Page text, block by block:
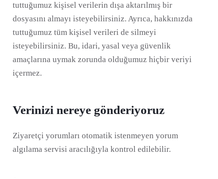
tuttuğumuz kişisel verilerin dışa aktarılmış bir
dosyasını almayı isteyebilirsiniz. Ayrıca, hakkınızda
tuttuğumuz tüm kişisel verileri de silmeyi
isteyebilirsiniz. Bu, idari, yasal veya güvenlik
amaçlarına uymak zorunda olduğumuz hiçbir veriyi
içermez.
Verinizi nereye gönderiyoruz
Ziyaretçi yorumları otomatik istenmeyen yorum
algılama servisi aracılığıyla kontrol edilebilir.